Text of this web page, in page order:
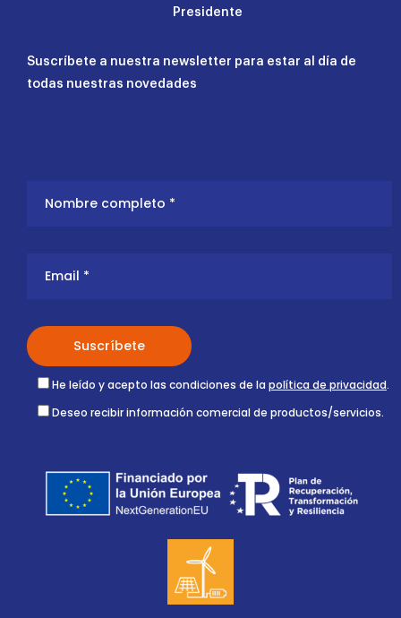
Presidente
Suscríbete a nuestra newsletter para estar al día de
todas nuestras novedades
He leído y acepto las condiciones de la política de privacidad.
Deseo recibir información comercial de productos/servicios.